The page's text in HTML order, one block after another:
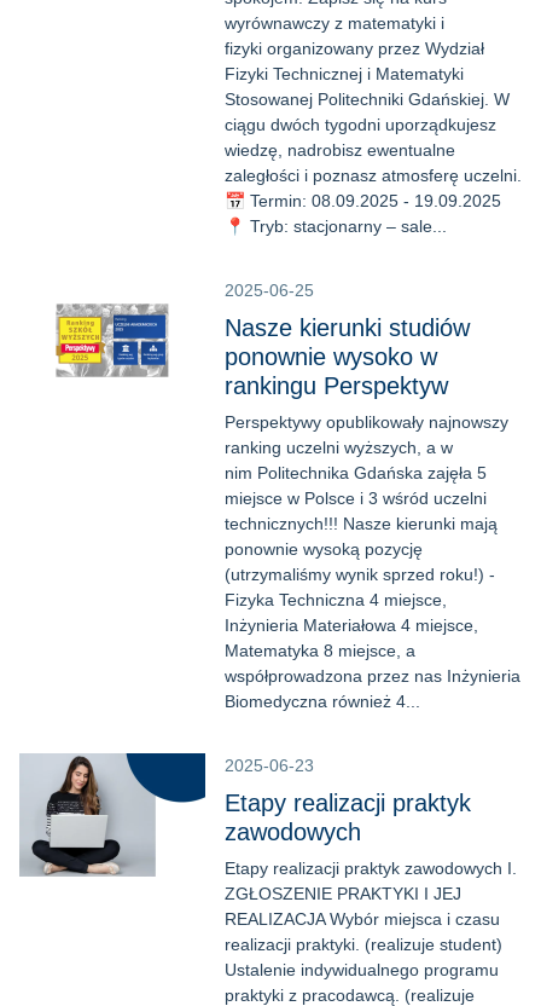
wyrównawczy z matematyki i
fizyki organizowany przez Wydział
Fizyki Technicznej i Matematyki
Stosowanej Politechniki Gdańskiej. W
ciągu dwóch tygodni uporządkujesz
wiedzę, nadrobisz ewentualne
zaległości i poznasz atmosferę uczelni.
📅 Termin: 08.09.2025 - 19.09.2025
📍 Tryb: stacjonarny – sale...
2025-06-25
Nasze kierunki studiów
ponownie wysoko w
rankingu Perspektyw
Perspektywy opublikowały najnowszy
ranking uczelni wyższych, a w
nim Politechnika Gdańska zajęła 5
miejsce w Polsce i 3 wśród uczelni
technicznych!!! Nasze kierunki mają
ponownie wysoką pozycję
(utrzymaliśmy wynik sprzed roku!) -
Fizyka Techniczna 4 miejsce,
Inżynieria Materiałowa 4 miejsce,
Matematyka 8 miejsce, a
współprowadzona przez nas Inżynieria
Biomedyczna również 4...
2025-06-23
Etapy realizacji praktyk
zawodowych
Etapy realizacji praktyk zawodowych I.
ZGŁOSZENIE PRAKTYKI I JEJ
REALIZACJA Wybór miejsca i czasu
realizacji praktyki. (realizuje student)
Ustalenie indywidualnego programu
praktyki z pracodawcą. (realizuje